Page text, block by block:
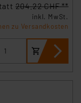
204.22 CHF **
inkl. MwSt.
zu Versandkosten